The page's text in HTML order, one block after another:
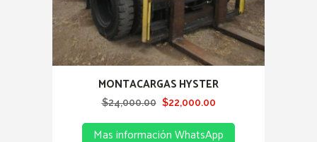
MONTACARGAS HYSTER
$24,000.00 Original
was:
$22,000.00Current
is:
Mas información WhatsApp